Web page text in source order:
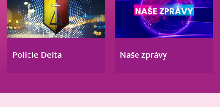
Policie Delta Naše zprávy